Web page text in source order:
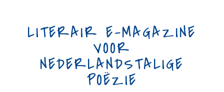
LITERAIR E-MAGAZINE
VOOR
NEDERLANDSTALIGE
POËZIE